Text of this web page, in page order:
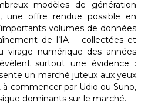
modèles de génération
une offre rendue possible en
volumes de données
de l’IA – collectées et
virage numérique des années
surtout une évidence :
un marché juteux aux yeux
commencer par Udio ou Suno,
dominants sur le marché.